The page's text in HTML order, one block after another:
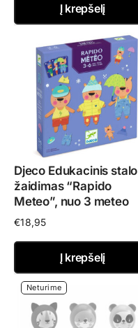
Į krepšelį
Djeco Edukacinis stalo
žaidimas “Rapido
Meteo”, nuo 3 meteo
€18,95
Į krepšelį
Neturime